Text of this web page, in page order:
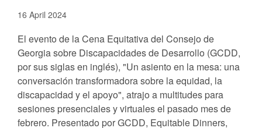
16 April 2024
El evento de la Cena Equitativa del Consejo de
Georgia sobre Discapacidades de Desarrollo (GCDD,
por sus siglas en inglés), "Un asiento en la mesa: una
conversación transformadora sobre la equidad, la
discapacidad y el apoyo", atrajo a multitudes para
sesiones presenciales y virtuales el pasado mes de
febrero. Presentado por GCDD, Equitable Dinners,